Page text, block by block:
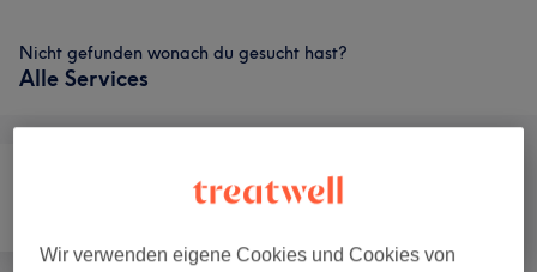
Nicht gefunden wonach du gesucht hast?
Alle Services
Wir verwenden eigene Cookies und Cookies von